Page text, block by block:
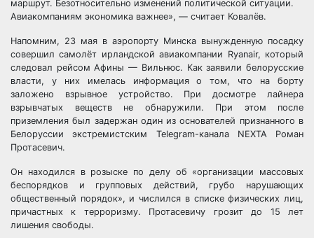
маршрут. Безотносительно изменений политической ситуации.
Авиакомпаниям экономика важнее», — считает Ковалёв.
Напомним, 23 мая в аэропорту Минска вынужденную посадку
совершил самолёт ирландской авиакомпании Ryanair, который
следовал рейсом Афины — Вильнюс. Как заявили белорусские
власти, у них имелась информация о том, что на борту
заложено взрывное устройство. При досмотре лайнера
взрывчатых веществ не обнаружили. При этом после
приземления был задержан один из основателей признанного в
Белоруссии экстремистским Telegram-канала NEXTA Роман
Протасевич.
Он находился в розыске по делу об «организации массовых
беспорядков и групповых действий, грубо нарушающих
общественный порядок», и числился в списке физических лиц,
причастных к терроризму. Протасевичу грозит до 15 лет
лишения свободы.